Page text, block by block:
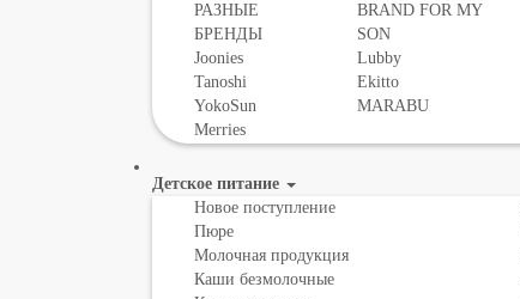
РАЗНЫЕ
БРЕНДЫ
Joonies
Tanoshi
YokoSun
Merries
BRAND FOR MY
SON
Lubby
Ekitto
MARABU
Детское питание
Новое поступление
Пюре
Молочная продукция
Каши безмолочные